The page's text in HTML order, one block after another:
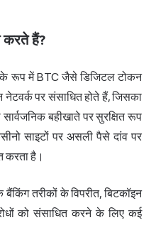
करते हैं?
के रूप में BTC जैसे डिजिटल टोकन
पर संसाधित होते हैं, जिसका
बहीखाते पर सुरक्षित रूप
साइटों पर असली पैसे दांव पर
करता है।
बैंकिंग तरीकों के विपरीत, बिटकॉइन
को संसाधित करने के लिए कई